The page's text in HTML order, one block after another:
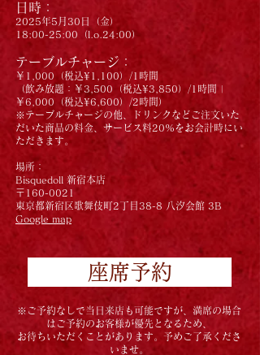
日時：
2025年5月30日（金）
18:00-25:00（l.o.24:00）
テーブルチャージ：
￥1,000（税込¥1,100）/1時間
（飲み放題：￥3,500（税込¥3,850）/1時間 |
￥6,000（税込¥6,600）/2時間）
※テーブルチャージの他、ドリンクなどご注文いた
だいた商品の料金、サービス料20%をお会計時にい
ただきます。
場所：
Bisquedoll 新宿本店
〒160-0021
東京都新宿区歌舞伎町2丁目38-8 八汐会館 3B
Google map
※​ ご予約なしで当日来店も可能ですが、満席の場合
はご予約のお客様が優先となるため、
お待ちいただくことがあります。予めご了承くださ
いませ。
座席予約